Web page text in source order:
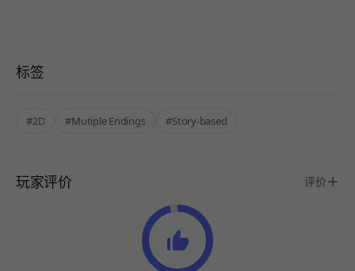
标签
#2D #Mutiple Endings #Story-based
玩家评价 评价